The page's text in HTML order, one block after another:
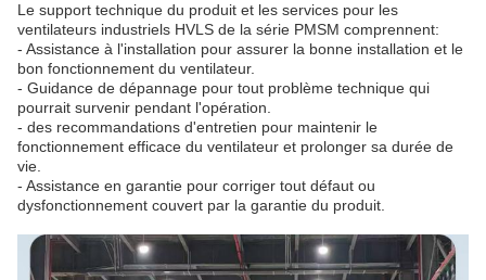
Le support technique du produit et les services pour les
ventilateurs industriels HVLS de la série PMSM comprennent:
- Assistance à l'installation pour assurer la bonne installation et le
bon fonctionnement du ventilateur.
- Guidance de dépannage pour tout problème technique qui
pourrait survenir pendant l'opération.
- des recommandations d'entretien pour maintenir le
fonctionnement efficace du ventilateur et prolonger sa durée de
vie.
- Assistance en garantie pour corriger tout défaut ou
dysfonctionnement couvert par la garantie du produit.